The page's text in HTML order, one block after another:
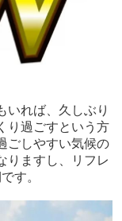
いれば、久しぶり
り過ごすという方
ごしやすい気候の
りますし、リフレ
す。